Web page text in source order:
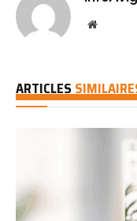
Website
ARTICLES